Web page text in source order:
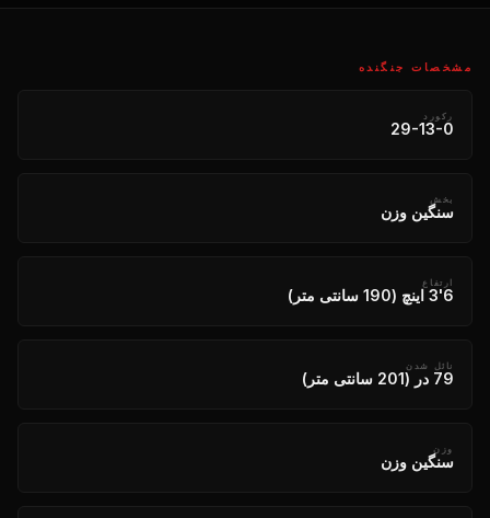
مشخصات جنگنده
رکورد
29-13-0
بخش
سنگین وزن
ارتفاع
6'3 اینچ (190 سانتی متر)
نائل شدن
79 در (201 سانتی متر)
وزن
سنگین وزن